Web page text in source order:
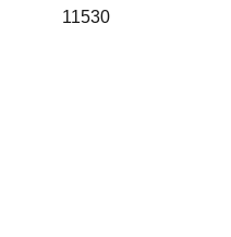
11530